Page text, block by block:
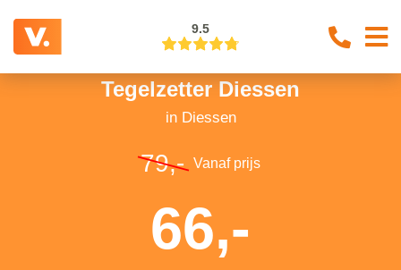
9.5
Tegelzetter Diessen
in Diessen
79,- Vanaf prijs
66,-